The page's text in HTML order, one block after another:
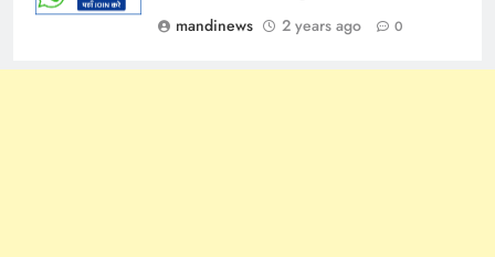
mandinews
2 years ago 0